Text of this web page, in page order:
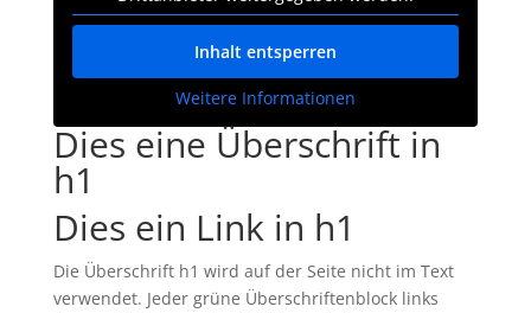
Inhalt entsperren
Weitere Informationen
Dies eine Überschrift in
h1
Dies ein Link in h1
Die Überschrift h1 wird auf der Seite nicht im Text
verwendet. Jeder grüne Überschriftenblock links